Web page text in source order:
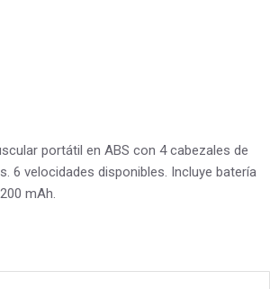
portátil en ABS con 4 cabezales de
6 velocidades disponibles. Incluye batería
mAh.